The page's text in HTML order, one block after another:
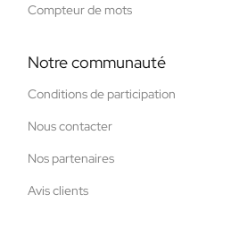
Compteur de mots
Notre communauté
Conditions de participation
Nous contacter
Nos partenaires
Avis clients